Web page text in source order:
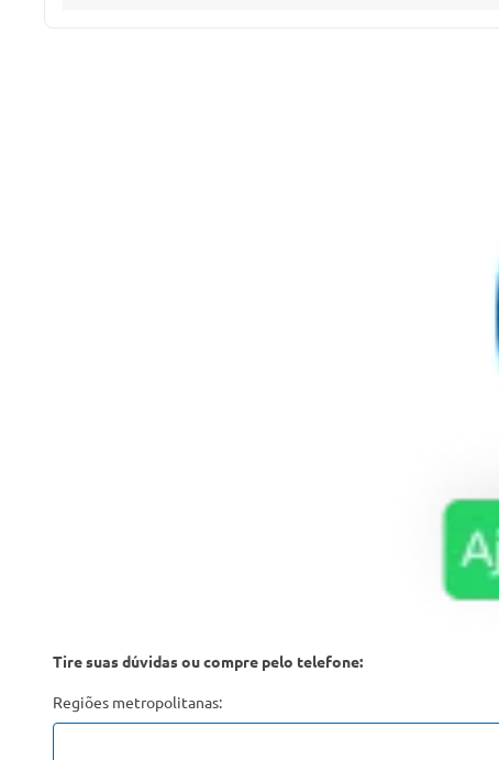
Tire suas dúvidas ou compre pelo telefone:
Regiões metropolitanas: